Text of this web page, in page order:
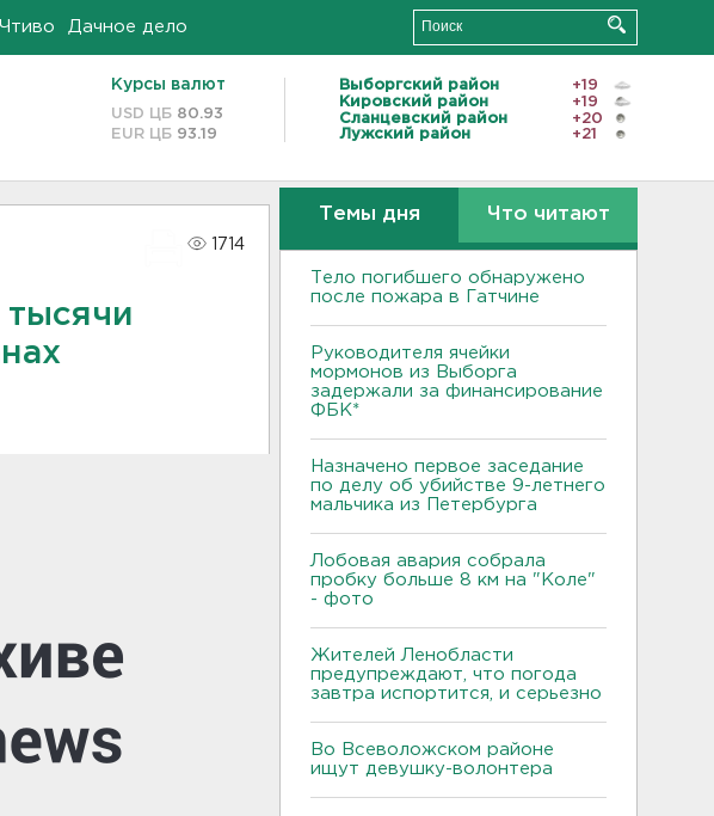
Чтиво Дачное дело
Курсы валют
USD ЦБ 80.93
EUR ЦБ 93.19
Выборгский район
+19
Кировский район
+19
Сланцевский район
+20
Лужский район
+21
1714
тысячи
Темы дня Что читают
Тело погибшего обнаружено
после пожара в Гатчине
Руководителя ячейки
мормонов из Выборга
задержали за финансирование
ФБК*
Назначено первое заседание
по делу об убийстве 9-летнего
мальчика из Петербурга
Лобовая авария собрала
пробку больше 8 км на "Коле"
- фото
Жителей Ленобласти
предупреждают, что погода
завтра испортится, и серьезно
Во Всеволожском районе
ищут девушку-волонтера